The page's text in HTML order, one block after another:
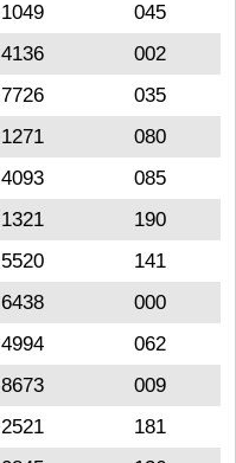
1049
045
4136
002
7726
035
1271
080
4093
085
1321
190
5520
141
6438
000
4994
062
8673
009
2521
181